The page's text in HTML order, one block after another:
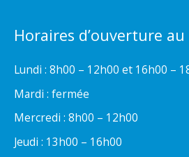
Horaires d’ouverture
Lundi : 8h00 – 12h00 et 16h00 –
Mardi : fermée
Mercredi : 8h00 – 12h00
Jeudi : 13h00 – 16h00